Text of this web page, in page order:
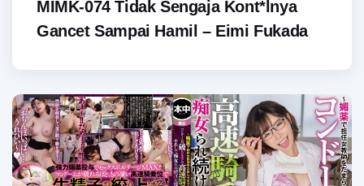
MIMK-074 Tidak Sengaja Kont*lnya
Gancet Sampai Hamil – Eimi Fukada